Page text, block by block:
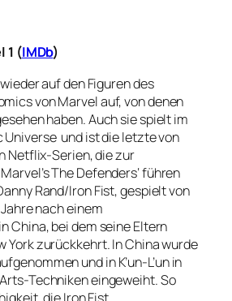
1 (IMDb)
auf den Figuren des
von Marvel auf, von denen
haben. Auch sie spielt im
und ist die letzte von
Netflix-Serien, die zur
The Defenders‘ führen
Rand/Iron Fist, gespielt von
nach einem
China, bei dem seine Eltern
York zurückkehrt. In China wurde
und in K’un-L’un in
Techniken eingeweiht. So